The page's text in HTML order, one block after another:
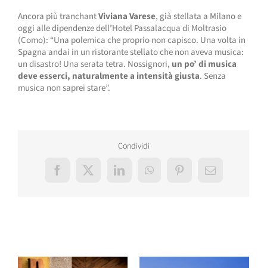
Ancora più tranchantViviana Varese, già stellata a Milano e
oggi alle dipendenze dell’Hotel Passalacqua di Moltrasio
(Como): “Una polemica che proprio non capisco. Una volta in
Spagna andai in un ristorante stellato che non aveva musica:
un disastro! Una serata tetra. Nossignori, un po’ di musica
deve esserci, naturalmente a intensità giusta. Senza
musica non saprei stare”.
Condividi
Facebook
X LinkedInWhatsAppPinterestEmail